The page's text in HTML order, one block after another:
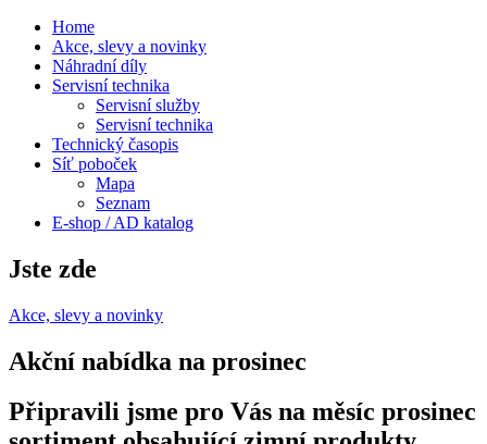
Home
Akce, slevy a novinky
Náhradní díly
Servisní technika
Servisní služby
Servisní technika
Technický časopis
Síť poboček
Mapa
Seznam
E-shop / AD katalog
Jste zde
Akce, slevy a novinky
Akční nabídka na prosinec
Připravili jsme pro Vás na měsíc prosinec